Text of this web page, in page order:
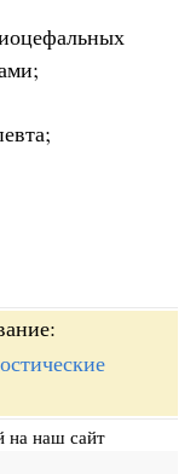
на наш сайт